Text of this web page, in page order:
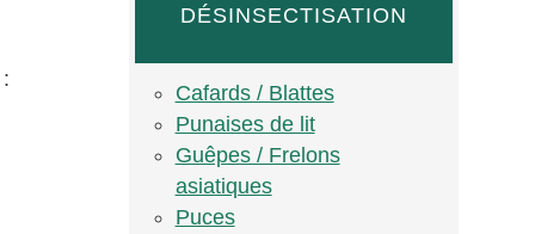
DÉSINSECTISATION
Cafards / Blattes
Punaises de lit
Guêpes / Frelons
asiatiques
Puces